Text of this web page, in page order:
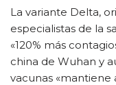
La variante Delta,
especialistas de la
«120% más
china de Wuhan y
vacunas «mantiene